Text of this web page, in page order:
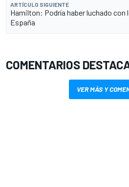
ARTÍCULO SIGUIENTE
Hamilton: Podría haber luchado con
España
COMENTARIOS
VER MÁS Y